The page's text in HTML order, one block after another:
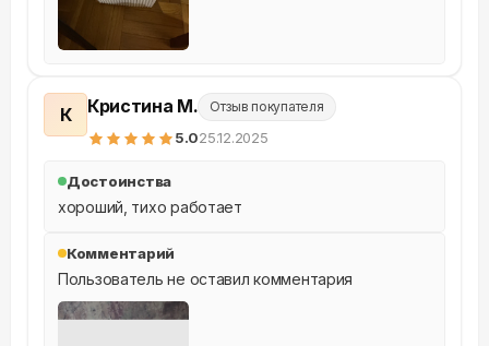
К Кристина М. Отзыв покупателя
5.025.12.2025
Достоинства
хороший, тихо работает
Комментарий
Пользователь не оставил комментария